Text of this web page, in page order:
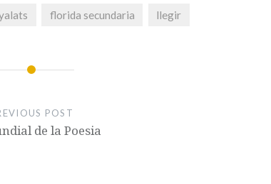
florida secundaria llegir
POST
de la Poesia